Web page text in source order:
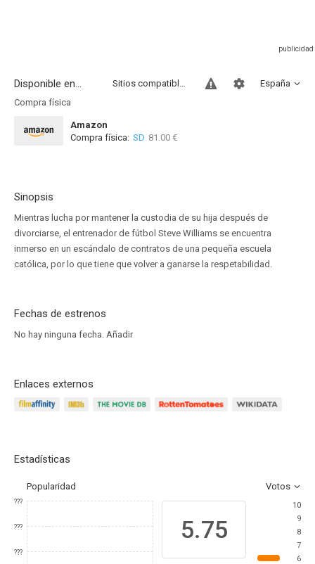
Disponible en... España
Sitios compatibles
Compra física
Amazon
Compra física: SD 81.00 €
Sinopsis
Mientras lucha por mantener la custodia de su hija después de
divorciarse, el entrenador de fútbol Steve Williams se encuentra
inmerso en un escándalo de contratos de una pequeña escuela
católica, por lo que tiene que volver a ganarse la respetabilidad.
Fechas de estrenos
No hay ninguna fecha. Añadir
Enlaces externos
Estadísticas
Popularidad Votos
???
???
???
5.75
10
9
8
7
6